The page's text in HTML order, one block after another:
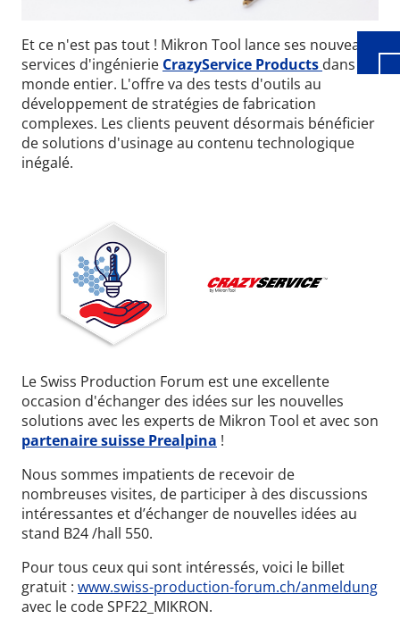
Et ce n'est pas tout ! Mikron Tool lance ses nouveaux
services d'ingénierie CrazyService Products dans le
monde entier. L'offre va des tests d'outils au
développement de stratégies de fabrication
complexes. Les clients peuvent désormais bénéficier
de solutions d'usinage au contenu technologique
inégalé.
Le Swiss Production Forum est une excellente
occasion d'échanger des idées sur les nouvelles
solutions avec les experts de Mikron Tool etavec son
partenaire suisse Prealpina !
Nous sommes impatients de recevoir de
nombreuses visites, de participer à des discussions
intéressantes et d’échanger de nouvelles idées au
stand B24 /hall 550.
Pour tous ceux qui sont intéressés, voici le billet
gratuit : www.swiss-production-forum.ch/anmeldung
avec le code SPF22_MIKRON.